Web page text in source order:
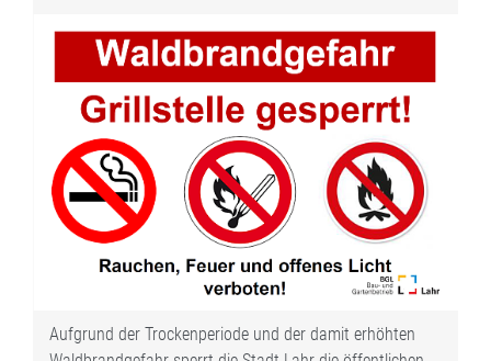
Aufgrund der Trockenperiode und der damit erhöhten